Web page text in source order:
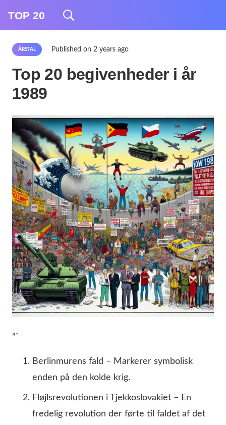
TOP 20
ÅRSTAL Published on2 years ago
Top 20 begivenheder i år
1989
“`
Berlinmurens fald – Markerer symbolisk
enden på den kolde krig.
Fløjlsrevolutionen i Tjekkoslovakiet – En
fredelig revolution der førte til faldet af det